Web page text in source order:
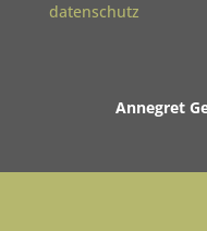
datenschutz
Annegret